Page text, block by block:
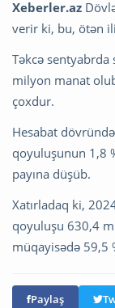
Xeberler.az
verir ki, bu, ötən
Təkcə
milyon manat
çoxdur.
Hesabat
qoyuluşunun 1,8
payına düşüb.
Xatırladaq ki,
qoyuluşu 630,4
müqayisədə 59,5
Paylaş